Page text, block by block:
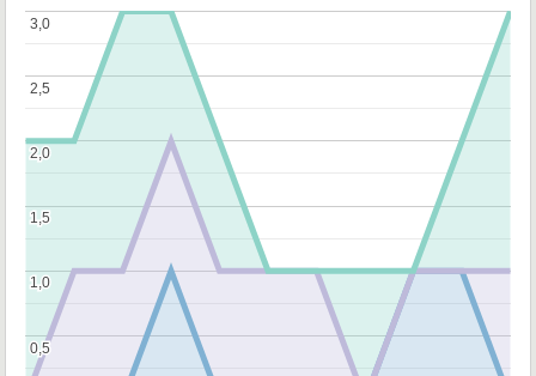
0,5
0,5
1,0
1,0
1,5
1,5
2,0
2,0
2,5
2,5
3,0
3,0